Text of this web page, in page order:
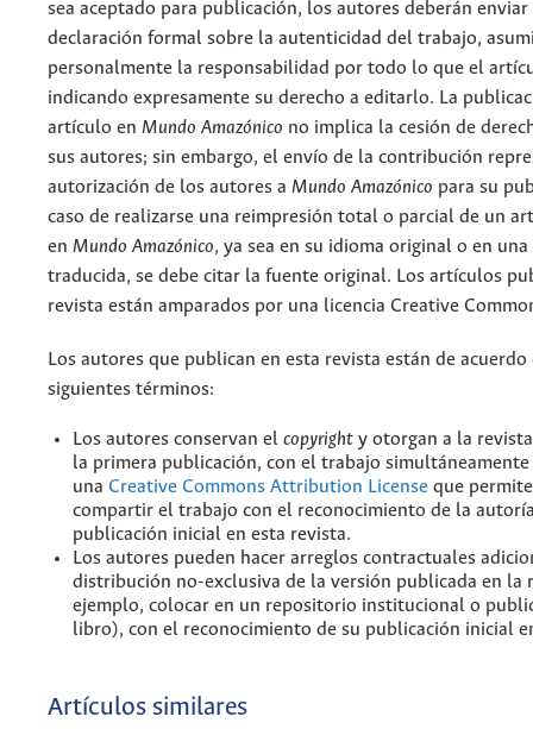
sea aceptado para publicación, los autores deberán enviar
declaración formal sobre la autenticidad del trabajo,
personalmente la responsabilidad por todo lo que el
indicando expresamente su derecho a editarlo. La
artículo en Mundo Amazónico no implica la cesión de
sus autores; sin embargo, el envío de la contribución
autorización de los autores a Mundo Amazónico para su
caso de realizarse una reimpresión total o parcial de un
en Mundo Amazónico, ya sea en su idioma original o en
traducida, se debe citar la fuente original. Los artículos
revista están amparados por una licencia Creative
Los autores que publican en esta revista están de acuerdo
siguientes términos:
Los autores conservan el copyright y otorgan a la
la primera publicación, con el trabajo
una Creative Commons Attribution License que
compartir el trabajo con el reconocimiento de la
publicación inicial en esta revista.
Los autores pueden hacer arreglos contractuales
distribución no-exclusiva de la versión publicada en la
ejemplo, colocar en un repositorio institucional o
libro), con el reconocimiento de su publicación inicial
Artículos similares